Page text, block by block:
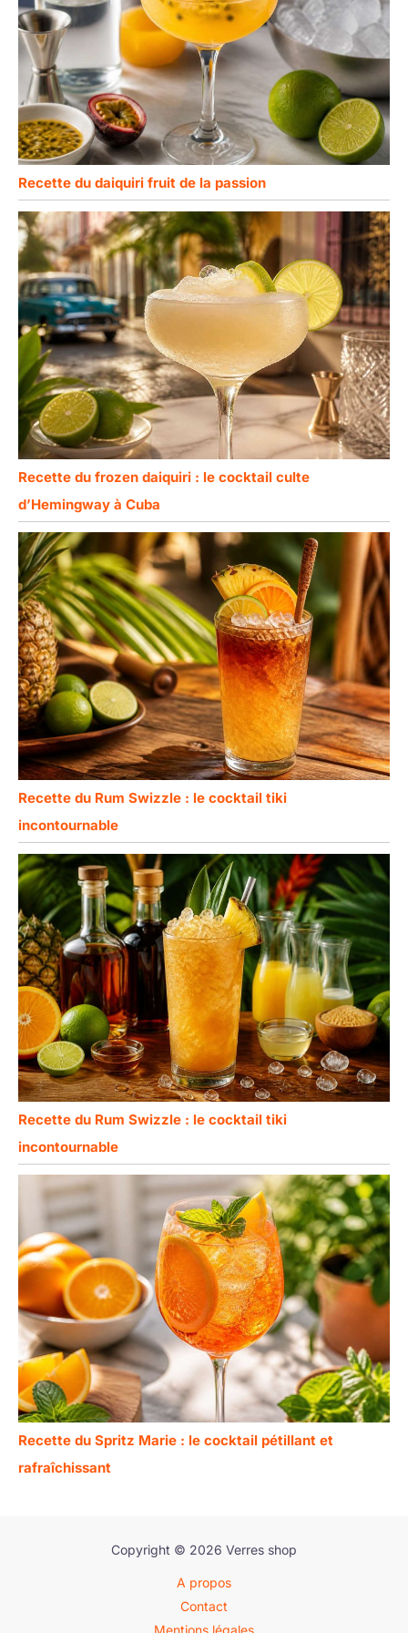
Recette du daiquiri fruit de la passion
Recette du frozen daiquiri : le cocktail culte
d’Hemingway à Cuba
Recette du Rum Swizzle : le cocktail tiki
incontournable
Recette du Rum Swizzle : le cocktail tiki
incontournable
Recette du Spritz Marie : le cocktail pétillant et
rafraîchissant
Copyright © 2026 Verres shop
A propos
Contact